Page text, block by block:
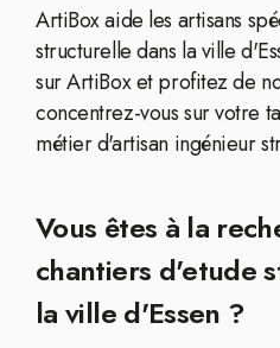
ArtiBox aide les artisans
structurelle dans la ville
sur ArtiBox et profitez de
concentrez-vous sur votre
métier d'artisan ingénieur
Vous êtes à la
chantiers d'etude
la ville d'Essen ?